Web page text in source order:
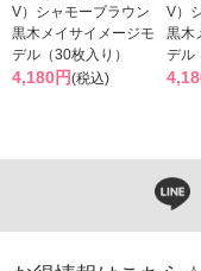
V）シャモーブラウン
黒木メイサイメージモ
デル（30枚入り）
4,180円(税込)
V）
黒木
デル